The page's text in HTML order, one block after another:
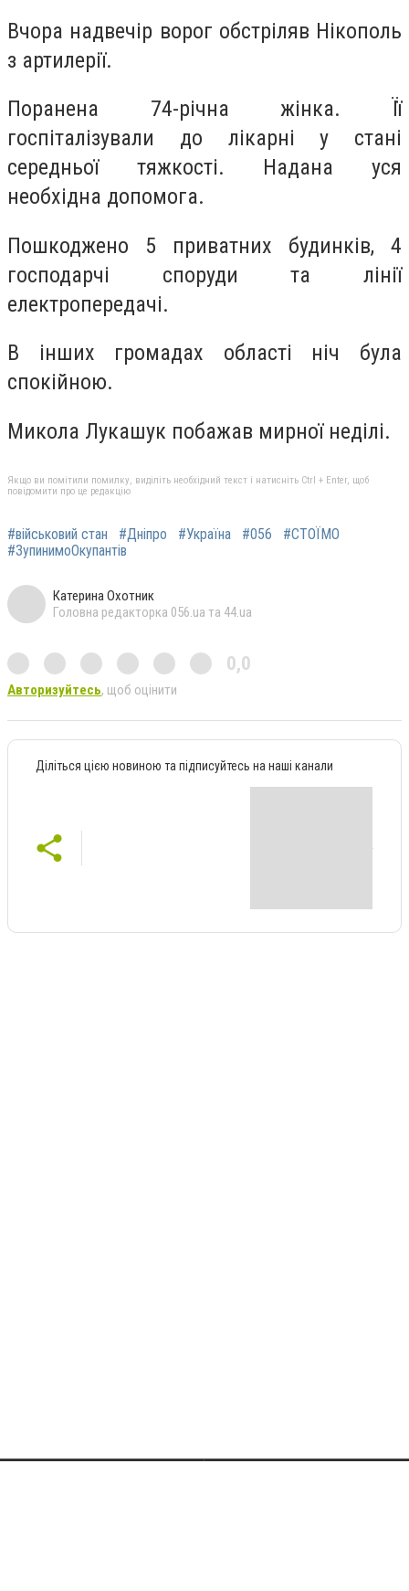
Вчора надвечір ворог обстріляв Нікополь
з артилерії.
Поранена 74-річна жінка. Її
госпіталізували до лікарні у стані
середньої тяжкості. Надана уся
необхідна допомога.
Пошкоджено 5 приватних будинків, 4
господарчі споруди та лінії
електропередачі.
В інших громадах області ніч була
спокійною.
Микола Лукашук побажав мирної неділі.
Якщо ви помітили помилку, виділіть необхідний текст і натисніть Ctrl + Enter, щоб
повідомити про це редакцію
#військовий стан #Дніпро #Україна #056
#СТОЇМО
#ЗупинимоОкупантів
Катерина Охотник
Головна редакторка 056.ua та 44.ua
0,0
Авторизуйтесь, щоб оцінити
Діліться цією новиною та підписуйтесь на наші канали